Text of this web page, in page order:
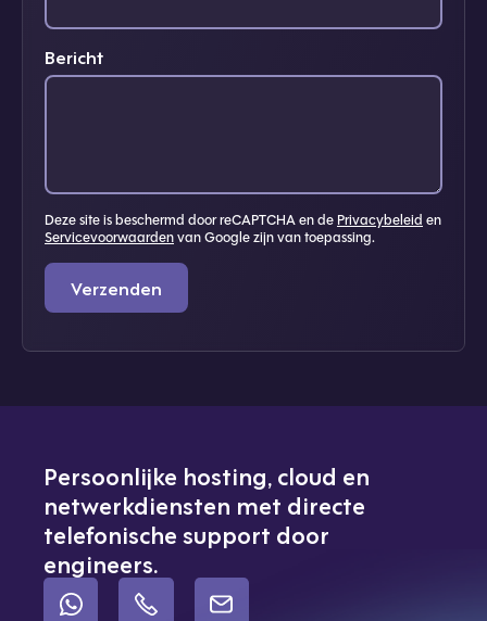
Bericht
Deze site is beschermd door reCAPTCHA en de Privacybeleid en
Servicevoorwaardenvan Google zijn van toepassing.
Verzenden
Persoonlijke hosting, cloud en
netwerkdiensten met directe
telefonische support door
engineers.